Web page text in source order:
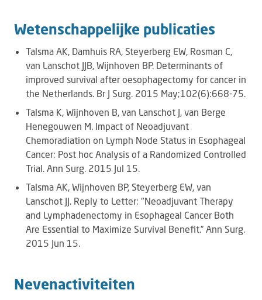
Wetenschappelijke publicaties
Talsma AK, Damhuis RA, Steyerberg EW, Rosman C,
van Lanschot JJB, Wijnhoven BP. Determinants of
improved survival after oesophagectomy for cancer in
the Netherlands. Br J Surg. 2015 May;102(6):668-75.
Talsma K, Wijnhoven B, van Lanschot J, van Berge
Henegouwen M. Impact of Neoadjuvant
Chemoradiation on Lymph Node Status in Esophageal
Cancer: Post hoc Analysis of a Randomized Controlled
Trial. Ann Surg. 2015 Jul 15.
Talsma AK, Wijnhoven BP, Steyerberg EW, van
Lanschot JJ. Reply to Letter: "Neoadjuvant Therapy
and Lymphadenectomy in Esophageal Cancer Both
Are Essential to Maximize Survival Benefit.” Ann Surg.
2015 Jun 15.
Nevenactiviteiten